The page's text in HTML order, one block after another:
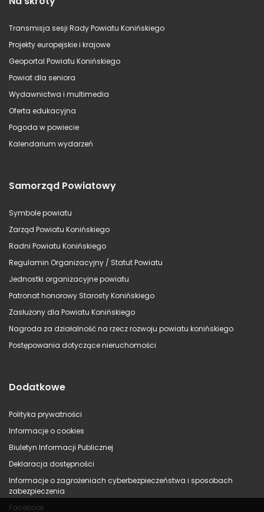
Transmisja sesji Rady Powiatu Konińskiego
Projekty europejskie i krajowe
Geoportal Powiatu Konińskiego
Powiat dla seniora
Wydawnictwa i multimedia
Oferta edukacyjna
Pogoda w powiecie
Kalendarium wydarzeń
Samorząd Powiatowy
Symbole powiatu
Zarząd Powiatu Konińskiego
Radni Powiatu Konińskiego
Regulamin Organizacyjny / Statut Powiatu
Jednostki organizacyjne powiatu
Patronat honorowy Starosty Konińskiego
Zasłużony dla Powiatu Konińskiego
Nagroda za działalność na rzecz rozwoju powiatu konińskiego
Postępowania dotyczące nieruchomości
Dodatkowe
Polityka prywatności
Informacje o cookies
Biuletyn Informacji Publicznej
Deklaracja dostępności
Informacje o zagrożeniach cyberbezpieczeństwa i sposobach
zabezpieczenia
Facebook